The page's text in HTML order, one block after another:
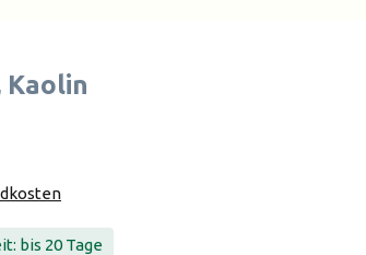
Kaolin
bis 20 Tage